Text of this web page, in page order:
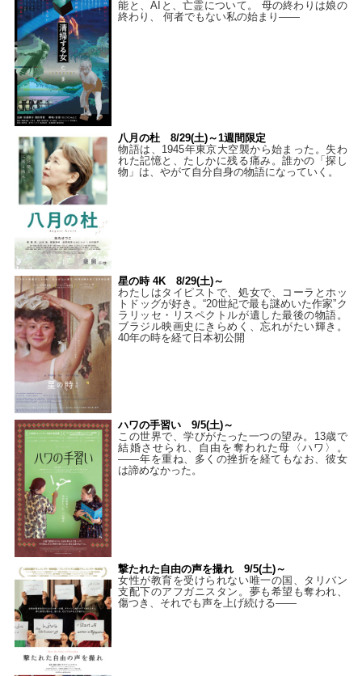
能と、AIと、亡霊について。 母の終わりは娘の
終わり、 何者でもない私の始まり――
八月の杜 8/29(土)～1週間限定
物語は、1945年東京大空襲から始まった。失わ
れた記憶と、たしかに残る痛み。誰かの「探し
物」は、やがて自分自身の物語になっていく。
星の時 4K 8/29(土)～
わたしはタイピストで、処⼥で、コーラとホッ
トドッグが好き。“20世紀で最も謎めいた作家”ク
ラリッセ・リスペクトルが遺した最後の物語。
ブラジル映画史にきらめく、忘れがたい輝き。
40年の時を経て⽇本初公開
ハワの手習い 9/5(土)～
この世界で、学びがたった一つの望み。13歳で
結婚させられ、自由を奪われた母〈ハワ〉。
——年を重ね、多くの挫折を経てもなお、彼女
は諦めなかった。
撃たれた自由の声を撮れ 9/5(土)～
女性が教育を受けられない唯一の国、タリバン
支配下のアフガニスタン。夢も希望も奪われ、
傷つき、それでも声を上げ続ける——